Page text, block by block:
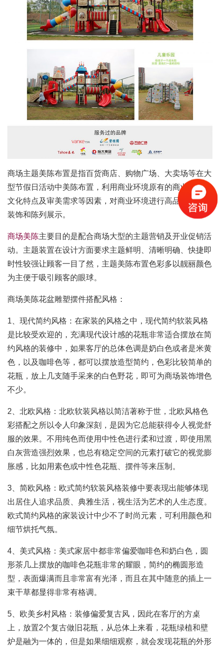
商场主题美陈布置是指百货商店、购物广场、大卖场等在大
型节假日活动中美陈布置，利用商业环境原有的商业建筑、
文化特点及审美需求等因素，对商业环境进行高品位的美化
装饰和陈列展示。
商场美陈主要目的是配合商场大型的主题营销及开业促销活
动。主题装置在设计方面要求主题鲜明、清晰明确、快捷即
时性较强让顾客一目了然，主题美陈布置色彩多以靓丽颜色
为主便于吸引顾客的眼球。
商场美陈花盆雕塑摆件搭配风格：
1、现代简约风格：在家装的风格之中，现代简约软装风格
是比较受欢迎的，充满现代设计感的花瓶非常适合摆放在简
约风格的装修中，如果客厅的总体色调是奶白色或者是米黄
色，以及咖啡色等，都可以摆放造型简约，色彩比较简单的
花瓶，放上几支随手采来的白色野花，即可为商场装饰增色
不少。
2、北欧风格：北欧软装风格以简洁著称于世，北欧风格色
彩搭配之所以令人印象深刻，是因为它总能获得令人视觉舒
服的效果。不用纯色而使用中性色进行柔和过渡，即使用黑
白灰营造强烈效果，也总有稳定空间的元素打破它的视觉膨
胀感，比如用素色或中性色花瓶、摆件等来压制。
3、简欧风格：欧式简约软装风格装修中要表现出能够体现
出居住人追求品质、典雅生活，视生活为艺术的人生态度。
欧式简约风格的家装设计中少不了时尚元素，可利用颜色和
细节烘托气氛。
4、美式风格：美式家居中都非常偏爱咖啡色和奶白色，圆
形茶几上摆放的咖啡色花瓶非常的耀眼，简约的椭圆形造
型，表面爆满而且非常富有光泽，而且在其中随意的插上一
束干草都显得非常有格调。
5、欧美乡村风格：装修偏爱复古风，因此在客厅的方桌
上，放置2个复古做旧花瓶，从总体上来看，花瓶绿植和壁
炉是融为一体的，但是如果细细观察，就会发现花瓶的外形